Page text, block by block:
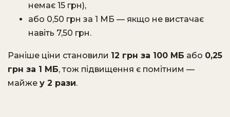
немає 15 грн),
або 0,50 грн за 1 МБ — якщо не вистачає
навіть 7,50 грн.
Раніше ціни становили 12 грн за 100 МБ або 0,25
грн за 1 МБ, тож підвищення є помітним —
майже у 2 рази.